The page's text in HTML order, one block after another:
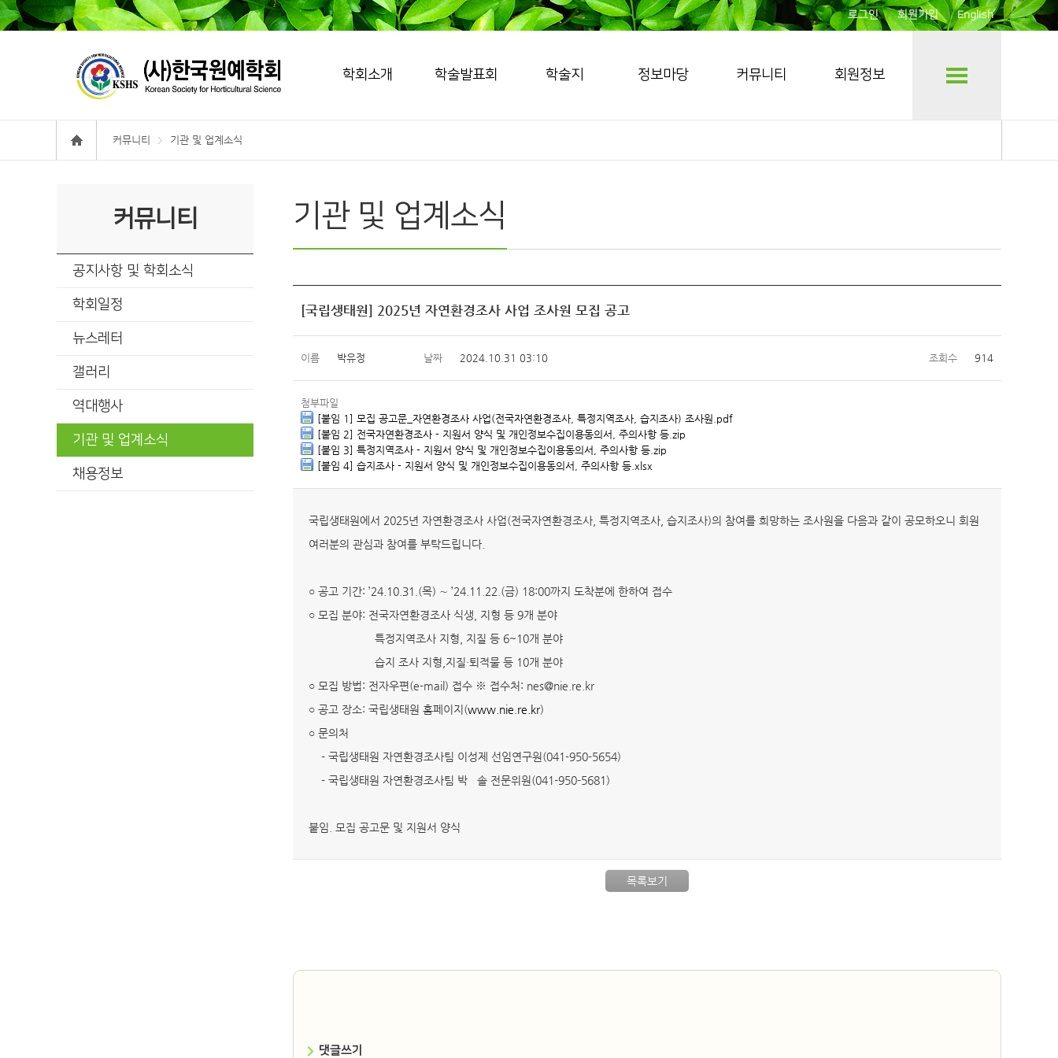
로그인 회원가입 English
학회소개 학술발표회 학술지 정보마당 커뮤니티 회원정보
커뮤니티 기관 및 업계소식
커뮤니티
공지사항 및 학회소식
학회일정
뉴스레터
갤러리
역대행사
기관 및 업계소식
채용정보
기관 및 업계소식
[국립생태원] 2025년 자연환경조사 사업 조사원 모집 공고
이름 박유정 날짜 2024.10.31 03:10 조회수 914
첨부파일
[붙임 1] 모집 공고문_자연환경조사 사업(전국자연환경조사, 특정지역조사, 습지조사) 조사원.pdf
[붙임 2] 전국자연환경조사 - 지원서 양식 및 개인정보수집이용동의서, 주의사항 등.zip
[붙임 3] 특정지역조사 - 지원서 양식 및 개인정보수집이용동의서, 주의사항 등.zip
[붙임 4] 습지조사 - 지원서 양식 및 개인정보수집이용동의서, 주의사항 등.xlsx
국립생태원에서 2025년 자연환경조사 사업(전국자연환경조사, 특정지역조사, 습지조사)의 참여를 희망하는 조사원을 다음과 같이 공모하오니 회원
여러분의 관심과 참여를 부탁드립니다.
○ 공고 기간: ’24.10.31.(목) ∼ ’24.11.22.(금) 18:00까지 도착분에 한하여 접수
○ 모집 분야: 전국자연환경조사 식생, 지형 등 9개 분야
특정지역조사 지형, 지질 등 6~10개 분야
습지 조사 지형,지질·퇴적물 등 10개 분야
○ 모집 방법: 전자우편(e-mail) 접수 ※ 접수처: nes@nie.re.kr
○ 공고 장소: 국립생태원 홈페이지(www.nie.re.kr)
○ 문의처
- 국립생태원 자연환경조사팀 이성제 선임연구원(041-950-5654)
- 국립생태원 자연환경조사팀 박 솔 전문위원(041-950-5681)
붙임. 모집 공고문 및 지원서 양식
목록보기
댓글쓰기